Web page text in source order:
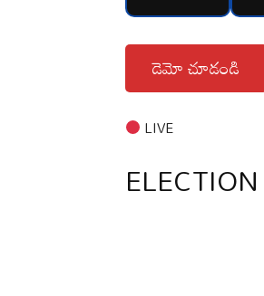
డెమో చూడండి
LIVE